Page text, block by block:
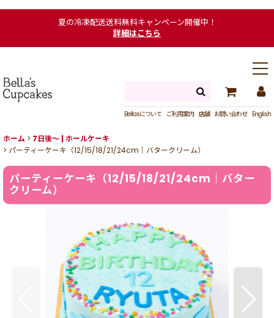
夏の冷凍配送送料無料キャンペーン開催中！
詳細はこちら
Bellasについて ご利用案内 店舗 お問い合わせ English
ホーム > 7日後〜 | ホールケーキ
> パーティーケーキ（12/15/18/21/24cm｜バタークリーム）
パーティーケーキ（12/15/18/21/24cm｜バター
クリーム）